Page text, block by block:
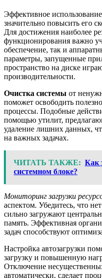
Эффективное
значительно повысить его
Для достижения наиболее
функционирования важно
обеспечение, так и
параметры, запущенные
пространство на диске
производительности.
Очистка системы от
поможет освободить
процессы. Подобные
помощью утилит,
удаление лишних данных,
на важных задачах.
ЧИТАТЬ ТАКЖЕ: Как
системном блоке?
Мониторинг загрузки
аспектом. Убедитесь, что
сильно загружают
память. Эффективная
задач способствуют
Настройка автозагрузки
загрузку и повышенную
Отключение
автоматически, сделает